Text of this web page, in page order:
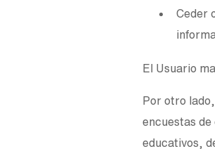
Ceder
El Usuario
Por otro
encuestas
educativos,